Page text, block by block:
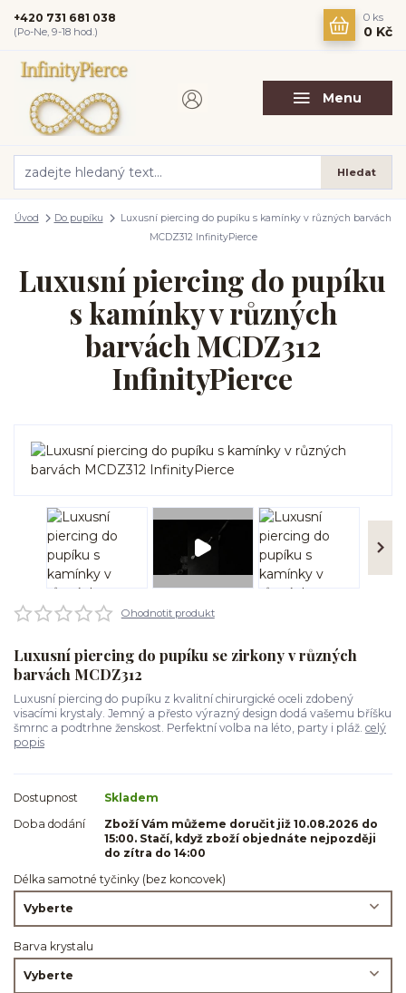
Menu
Hledat
+420 731 681 038
(Po-Ne, 9-18 hod.)
0 ks
0 Kč
Úvod Do pupíku
Luxusní piercing do pupíku s kamínky v různých barvách
MCDZ312 InfinityPierce
Luxusní piercing do pupíku
s kamínky v různých
barvách MCDZ312
InfinityPierce
Ohodnotit produkt
Luxusní piercing do pupíku se zirkony v různých
barvách MCDZ312
Luxusní piercing do pupíku z kvalitní chirurgické oceli zdobený
visacími krystaly. Jemný a přesto výrazný design dodá vašemu bříšku
šmrnc a podtrhne ženskost. Perfektní volba na léto, party i pláž. celý
popis
Dostupnost
Skladem
Doba dodání
Zboží Vám můžeme doručit již 10.08.2026 do
15:00. Stačí, když zboží objednáte nejpozději
do zítra do 14:00
Délka samotné tyčinky (bez koncovek)
Barva krystalu